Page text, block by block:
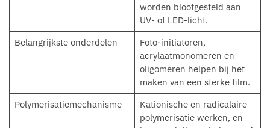
worden blootgesteld aan
UV- of LED-licht.
Belangrijkste onderdelen
Foto-initiatoren,
acrylaatmonomeren en
oligomeren helpen bij het
maken van een sterke film.
Polymerisatiemechanisme
Kationische en radicalaire
polymerisatie werken, en